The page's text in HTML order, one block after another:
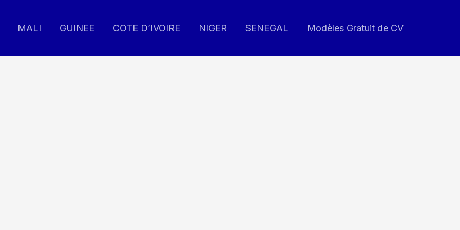
MALI GUINEE COTE D’IVOIRE NIGER SENEGAL Modèles Gratuit de CV